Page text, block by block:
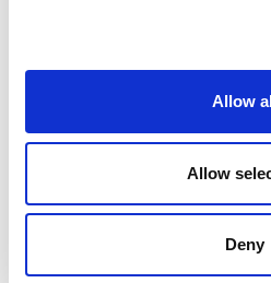
Allow
Allow
Deny